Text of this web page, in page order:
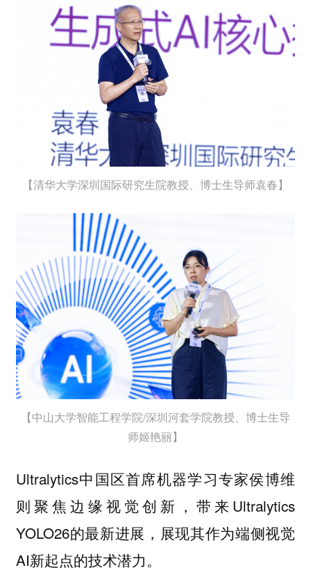
【清华大学深圳国际研究生院教授、博士生导师袁春】
【中山大学智能工程学院/深圳河套学院教授、博士生导
师姬艳丽】
Ultralytics中国区首席机器学习专家侯博维
则聚焦边缘视觉创新，带来Ultralytics
YOLO26的最新进展，展现其作为端侧视觉
AI新起点的技术潜力。